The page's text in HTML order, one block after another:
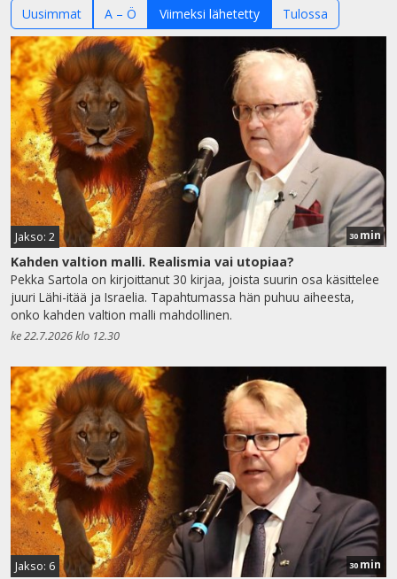
Uusimmat A – Ö Viimeksi lähetetty Tulossa
Jakso: 2 30 min
Kahden valtion malli. Realismia vai utopiaa?
Pekka Sartola on kirjoittanut 30 kirjaa, joista suurin osa käsittelee
juuri Lähi-itää ja Israelia. Tapahtumassa hän puhuu aiheesta,
onko kahden valtion malli mahdollinen.
ke 22.7.2026 klo 12.30
Jakso: 6 30min